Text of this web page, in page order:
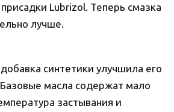
Lubrizol. Теперь смазка
лучше.
синтетики улучшила его
масла содержат мало
застывания и